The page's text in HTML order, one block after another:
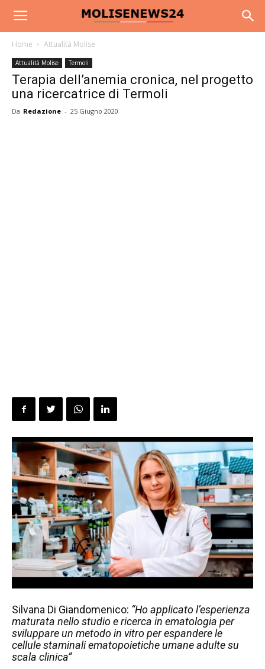
Home Attualità Molise
Attualità Molise Termoli
Terapia dell’anemia cronica, nel progetto
una ricercatrice di Termoli
Da Redazione - 25 Giugno 2020
Silvana Di Giandomenico: “Ho applicato l’esperienza
maturata nello studio e ricerca in ematologia per
sviluppare un metodo in vitro per espandere le
cellule staminali ematopoietiche umane adulte su
scala clinica”